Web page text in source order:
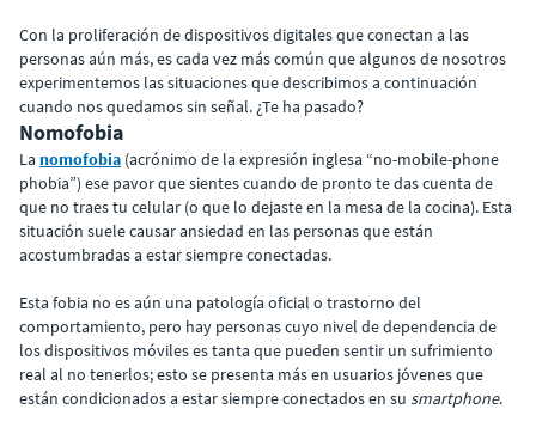
Con la proliferación de dispositivos digitales que conectan a las
personas aún más, es cada vez más común que algunos de nosotros
experimentemos las situaciones que describimos a continuación
cuando nos quedamos sin señal. ¿Te ha pasado?
Nomofobia
La nomofobia (acrónimo de la expresión inglesa “no-mobile-phone
phobia”) ese pavor que sientes cuando de pronto te das cuenta de
que no traes tu celular (o que lo dejaste en la mesa de la cocina). Esta
situación suele causar ansiedad en las personas que están
acostumbradas a estar siempre conectadas.
Esta fobia no es aún una patología oficial o trastorno del
comportamiento, pero hay personas cuyo nivel de dependencia de
los dispositivos móviles es tanta que pueden sentir un sufrimiento
real al no tenerlos; esto se presenta más en usuarios jóvenes que
están condicionados a estar siempre conectados en su smartphone.